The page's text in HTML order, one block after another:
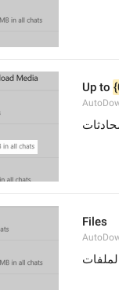
Up to
Files